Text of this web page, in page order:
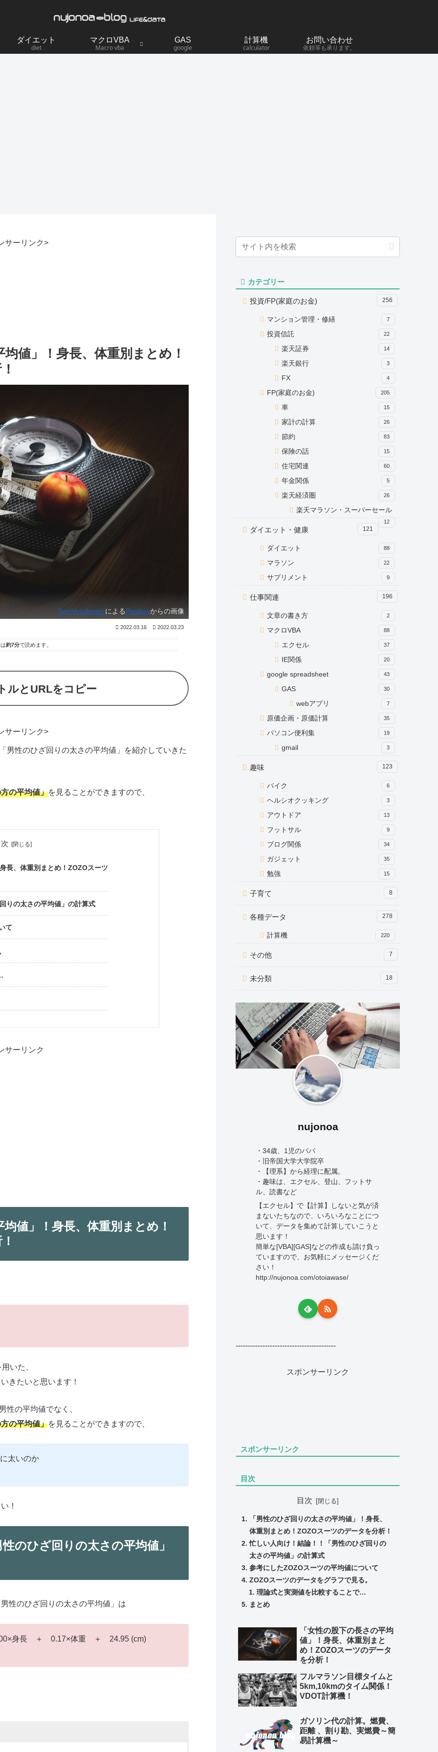
ダイエット
diet
マクロVBA
Macro vba
GAS
google
計算機
calculator
お問い合わせ
依頼等も承ります。
サーリンク>
値」！身長、体重別まとめ！
TeroVesalainenによるPixabayからの画像
2022.03.16 2022.03.23
約7分で読めます。
ルとURLをコピー
サーリンク>
男性のひざ回りの太さの平均値」を紹介していきた
の平均値」を見ることができますので、
長、体重別まとめ！ZOZOスーツ
りの太さの平均値」の計算式
て
サーリンク
値」！身長、体重別まとめ！
いた、
きたいと思います！
性の平均値でなく、
の平均値」を見ることができますので、
太いのか
！
のひざ回りの太さの平均値」
性のひざ回りの太さの平均値」は
身長 ＋ 0.17×体重 ＋ 24.95 (cm)
カテゴリー
投資/FP(家庭のお金) 256
マンション管理・修繕 7
投資信託 22
楽天証券 14
楽天銀行 3
FX 4
FP(家庭のお金) 205
車 15
家計の計算 26
節約 83
保険の話 15
住宅関連 60
年金関係 5
楽天経済圏 26
楽天マラソン・スーパーセール
12
ダイエット・健康 121
ダイエット 88
マラソン 22
サプリメント 9
仕事関連 196
文章の書き方 2
マクロVBA 88
エクセル 37
IE関係 20
google spreadsheet 43
GAS 30
webアプリ 7
原価企画・原価計算 35
パソコン便利集 19
gmail 3
趣味 123
バイク 6
ヘルシオクッキング 3
アウトドア 13
フットサル 9
ブログ関係 34
ガジェット 35
勉強 15
子育て 8
各種データ 278
計算機 220
その他 7
未分類 18
nujonoa
・34歳、1児のパパ
・旧帝国大学大学院卒
・【理系】から経理に配属。
・趣味は、エクセル、登山、フットサ
ル、読書など
【エクセル】で【計算】しないと気が済
まないたちなので、いろいろなことにつ
いて、データを集めて計算していこうと
思います！
簡単な[VBA][GAS]などの作成も請け負っ
ていますので、お気軽にメッセージくだ
さい！
http://nujonoa.com/otoiawase/
-----------------------------------------
スポンサーリンク
スポンサーリンク
目次
目次
「男性のひざ回りの太さの平均値」！身長、
体重別まとめ！ZOZOスーツのデータを分析！
忙しい人向け！結論！！「男性のひざ回りの
太さの平均値」の計算式
参考にしたZOZOスーツの平均値について
ZOZOスーツのデータをグラフで見る。
理論式と実測値を比較することで…
まとめ
「女性の股下の長さの平均
値」！身長、体重別まと
め！ZOZOスーツのデータ
を分析！
フルマラソン目標タイムと
5km,10kmのタイム関係！
VDOT計算機！
ガソリン代の計算。燃費、
距離 、割り勘、実燃費～簡
易計算機～